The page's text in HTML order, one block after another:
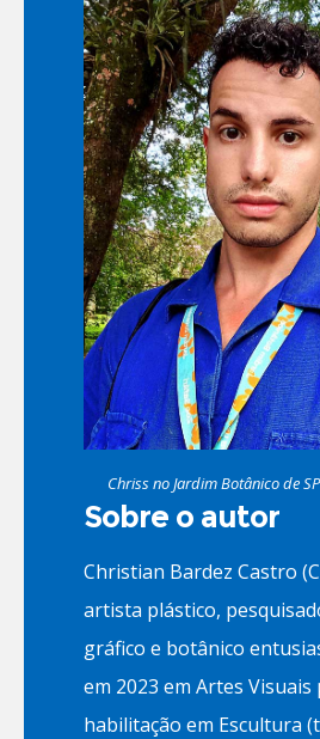
Chriss no Jardim Botânico de SP
Sobre o autor
Christian Bardez Castro
artista plástico,
gráfico e botânico
em 2023 em Artes Visuais
habilitação em Escultura